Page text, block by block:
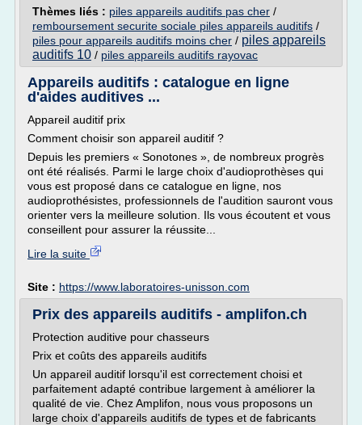
Thèmes liés : piles appareils auditifs pas cher /
remboursement securite sociale piles appareils auditifs /
piles pour appareils auditifs moins cher / piles appareils
auditifs 10 / piles appareils auditifs rayovac
Appareils auditifs : catalogue en ligne
d'aides auditives ...
Appareil auditif prix
Comment choisir son appareil auditif ?
Depuis les premiers « Sonotones », de nombreux progrès
ont été réalisés. Parmi le large choix d'audioprothèses qui
vous est proposé dans ce catalogue en ligne, nos
audioprothésistes, professionnels de l'audition sauront vous
orienter vers la meilleure solution. Ils vous écoutent et vous
conseillent pour assurer la réussite...
Lire la suite
Site : https://www.laboratoires-unisson.com
Prix des appareils auditifs - amplifon.ch
Protection auditive pour chasseurs
Prix et coûts des appareils auditifs
Un appareil auditif lorsqu'il est correctement choisi et
parfaitement adapté contribue largement à améliorer la
qualité de vie. Chez Amplifon, nous vous proposons un
large choix d'appareils auditifs de types et de fabricants